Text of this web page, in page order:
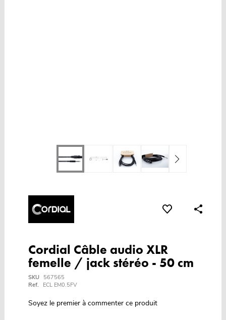
Cordial Câble audio XLR
femelle / jack stéréo - 50 cm
SKU
567565
Ref.
ECL EM0.5FV
Soyez le premier à commenter ce produit